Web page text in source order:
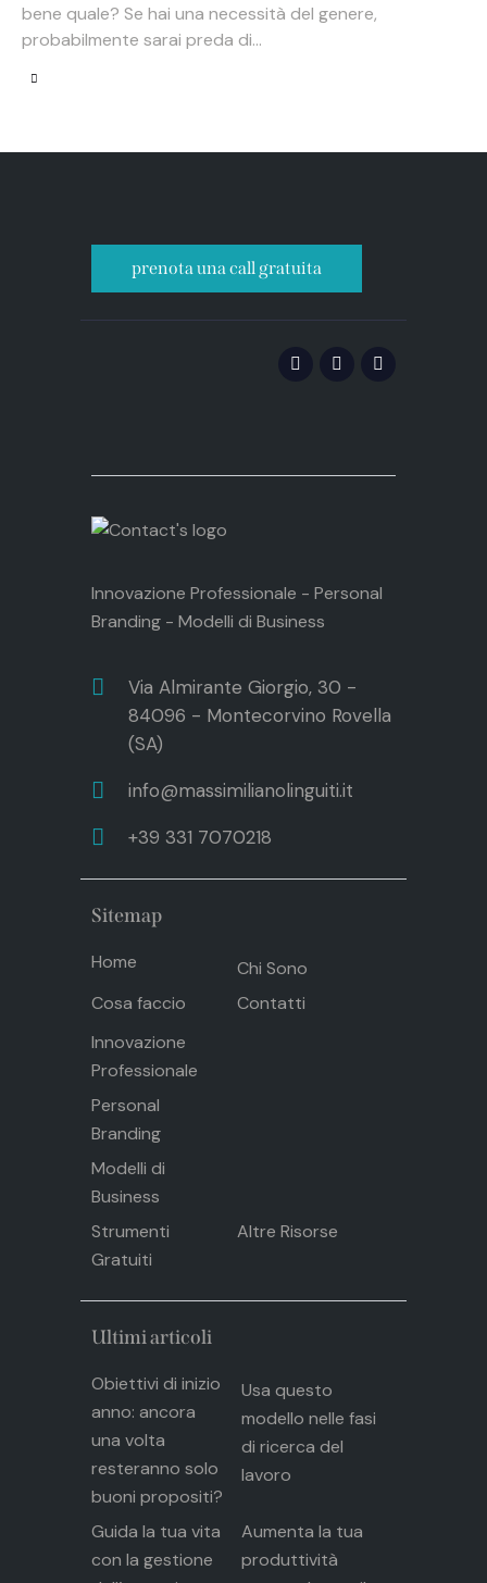
bene quale? Se hai una necessità del genere,
probabilmente sarai preda di…
prenota una call gratuita
Innovazione Professionale - Personal
Branding - Modelli di Business
Via Almirante Giorgio, 30 -
84096 - Montecorvino Rovella
(SA)
info@massimilianolinguiti.it
+39 331 7070218
Sitemap
Home
Chi Sono
Cosa faccio
Innovazione
Professionale
Personal
Branding
Modelli di
Business
Contatti
Strumenti
Gratuiti
Altre Risorse
Ultimi articoli
Obiettivi di inizio
anno: ancora
una volta
resteranno solo
buoni propositi?
Usa questo
modello nelle fasi
di ricerca del
lavoro
Guida la tua vita
con la gestione
Aumenta la tua
produttività